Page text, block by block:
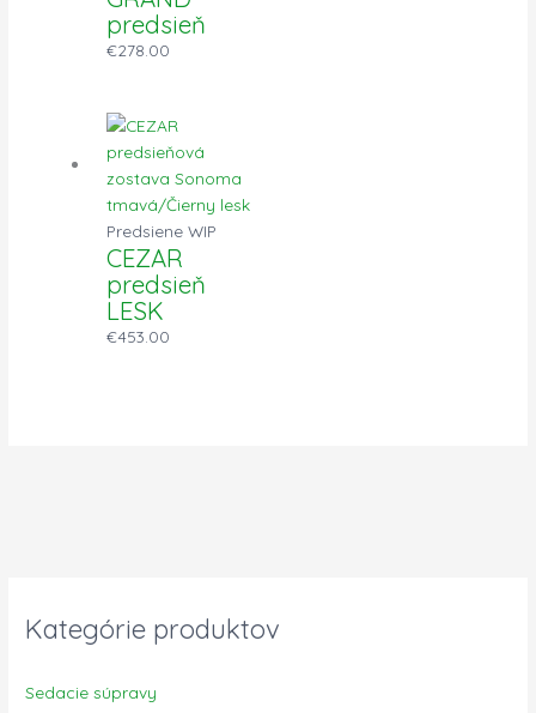
Kategórie produktov
Sedacie súpravy
predsieň
€278.00
Predsiene WIP
CEZAR
predsieň
LESK
€453.00